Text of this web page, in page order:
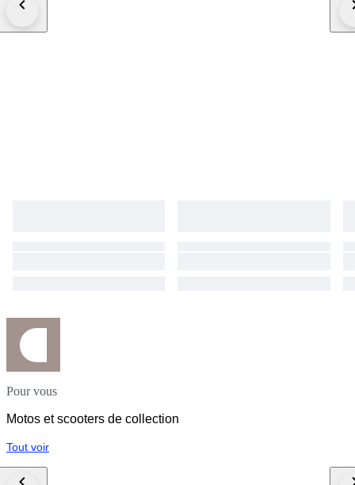
Pour vous
Motos et scooters de collection
Tout voir